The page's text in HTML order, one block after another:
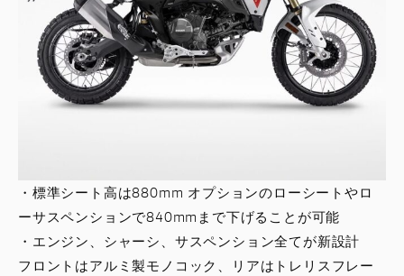
・標準シート高は880mm オプションのローシートやロ
ーサスペンションで840mmまで下げることが可能
・エンジン、シャーシ、サスペンション全てが新設計
フロントはアルミ製モノコック、リアはトレリスフレー